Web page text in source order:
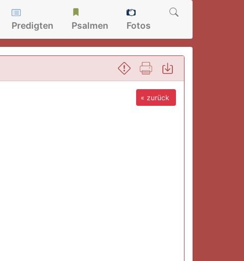
Predigten Psalmen Fotos
« zurück